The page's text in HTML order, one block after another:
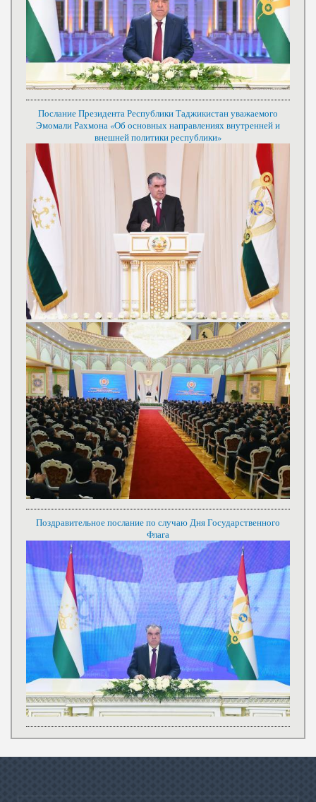
Послание Президента Республики Таджикистан уважаемого
Эмомали Рахмона «Об основных направлениях внутренней и
внешней политики республики»
Поздравительное послание по случаю Дня Государственного
Флага